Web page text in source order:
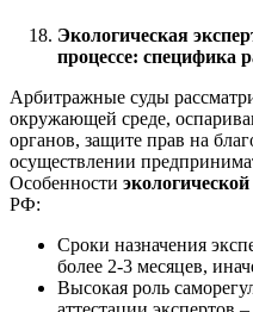
Экологическая
процессе: специфика
Арбитражные суды
окружающей среде,
органов, защите прав на
осуществлении
Особенности
РФ:
Сроки назначения
более 2-3 месяцев,
Высокая роль